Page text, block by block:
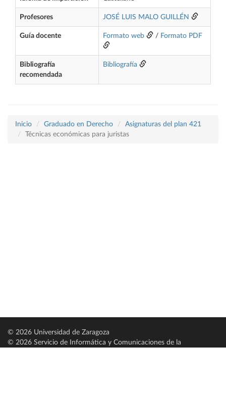
Profesores JOSÉ LUIS MALO GUILLÉN
Guía docente Formato web / Formato PDF
Bibliografía
recomendada
Bibliografía
Inicio Graduado en Derecho
Asignaturas del plan 421
Técnicas económicas para juristas
© 2026 Universidad de Zaragoza
© 2026 Servicio de Informática y Comunicaciones de la